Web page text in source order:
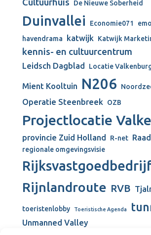
Cultuurhuis De Nieuwe Soberheid
Duinvallei Economie071
havendrama
katwijk Katwijk
kennis- en cultuurcentrum
Leidsch Dagblad Locatie
Mient Kooltuin N206
Operatie Steenbreek OZB
Projectlocatie
provincie Zuid Holland R-net
regionale omgevingsvisie
Rijnlandroute RVB
toeristenlobby Toeristische Agenda
Unmanned Valley